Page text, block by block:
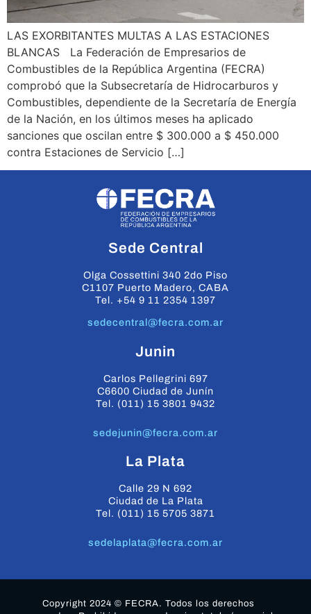
LAS EXORBITANTES MULTAS A LAS ESTACIONES
BLANCAS La Federación de Empresarios de
Combustibles de la República Argentina (FECRA)
comprobó que la Subsecretaría de Hidrocarburos y
Combustibles, dependiente de la Secretaría de Energía
de la Nación, en los últimos meses ha aplicado
sanciones que oscilan entre $ 300.000 a $ 450.000
contra Estaciones de Servicio […]
Sede Central
Olga Cossettini 340 2do Piso
C1107 Puerto Madero, CABA
Tel. +54 9 11 2354 1397
sedecentral@fecra.com.ar
Junin
Carlos Pellegrini 697
C6600 Ciudad de Junín
Tel. (011) 15 3801 9432
sedejunin@fecra.com.ar
La Plata
Calle 29 N 692
Ciudad de La Plata
Tel. (011) 15 5705 3871
sedelaplata@fecra.com.ar
Copyright 2024 © FECRA. Todos los derechos